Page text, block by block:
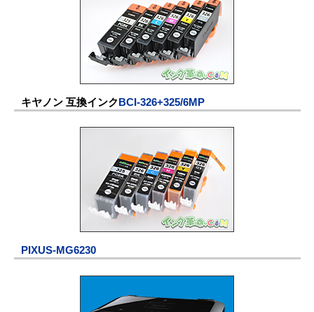
キヤノン 互換インクBCI-326+325/6MP
PIXUS-MG6230